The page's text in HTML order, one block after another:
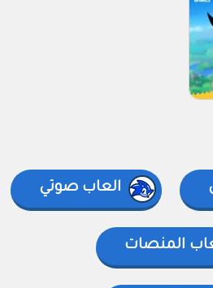
العاب صوتي
المنصات